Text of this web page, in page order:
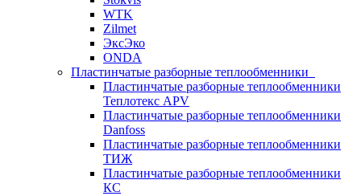
WTK
Zilmet
ЭксЭко
ONDA
Пластинчатые разборные теплообменники
Пластинчатые разборные теплообменники
Теплотекс APV
Пластинчатые разборные теплообменники
Danfoss
Пластинчатые разборные теплообменники
ТИЖ
Пластинчатые разборные теплообменники
КC